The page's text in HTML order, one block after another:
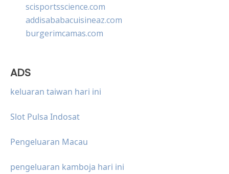
scisportsscience.com
addisababacuisineaz.com
burgerimcamas.com
ADS
keluaran taiwan hari ini
Slot Pulsa Indosat
Pengeluaran Macau
pengeluaran kamboja hari ini